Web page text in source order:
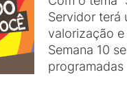
Servidor terá
valorização
Semana 10